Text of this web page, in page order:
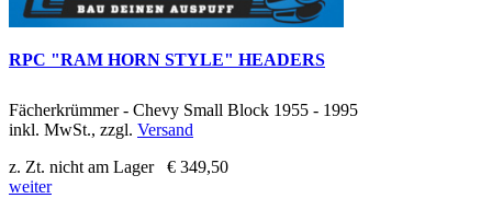
RPC "RAM HORN STYLE" HEADERS
Fächerkrümmer - Chevy Small Block 1955 - 1995
inkl. MwSt., zzgl. Versand
z. Zt. nicht am Lager
€ 349,50
weiter